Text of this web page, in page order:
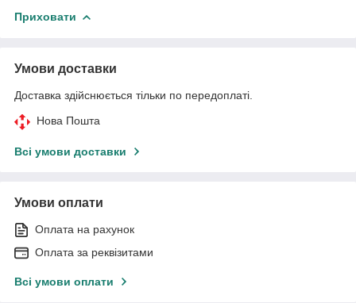
Приховати
Умови доставки
Доставка здійснюється тільки по передоплаті.
Нова Пошта
Всі умови доставки
Умови оплати
Оплата на рахунок
Оплата за реквізитами
Всі умови оплати